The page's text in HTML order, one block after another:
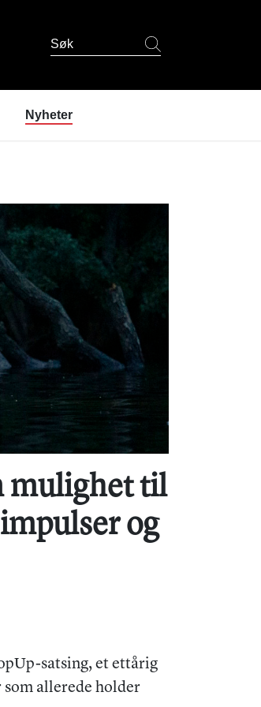
Søk
Nyheter
mulighet til
og
satsing, et ettårig
allerede holder